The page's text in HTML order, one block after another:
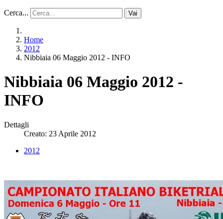
Cerca... Vai
Home
2012
Nibbiaia 06 Maggio 2012 - INFO
Nibbiaia 06 Maggio 2012 -
INFO
Dettagli
Creato: 23 Aprile 2012
2012